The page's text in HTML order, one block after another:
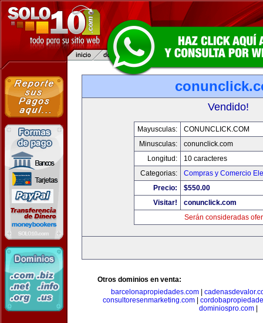
Vendido!
Mayusculas:
CONUNCLICK.COM
Minusculas:
conunclick.com
Longitud:
10 caracteres
Categorias:
Compras y Comercio
Precio:
$550.00
Visitar!
conunclick.com
Serán consideradas
Otros dominios en venta:
barcelonapropiedades.com|
consultoresenmarketing.com
dominiospro.com